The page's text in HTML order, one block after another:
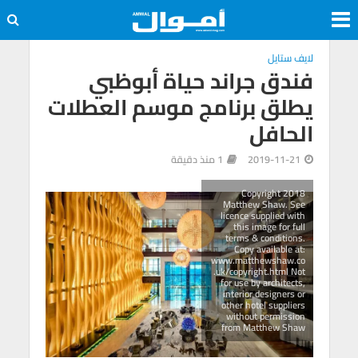
لايف ستايل
فندق جراند حياة أبوظبي
يطلق برنامج موسم العطلات
الحافل
2019-11-21
1 منذ دقيقة
Copyright 2018
Matthew Shaw. See
licence supplied with
this image for full
terms & conditions.
Copy available at:
www.matthewshaw.co
.uk/copyright.html Not
for use by architects,
interior designers or
other hotel suppliers
without permission
from Matthew Shaw